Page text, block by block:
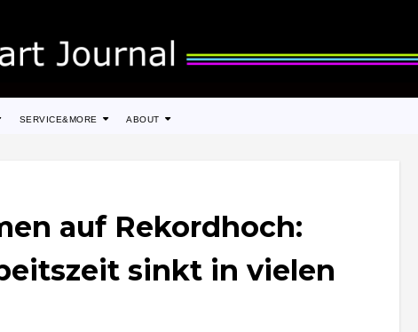
SERVICE&MORE ABOUT
auf Rekordhoch:
sinkt in vielen